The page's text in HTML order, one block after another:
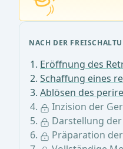
NACH DER
Eröffnung des
Schaffung eines
Ablösen des
Inzision der
Darstellung
Präparation